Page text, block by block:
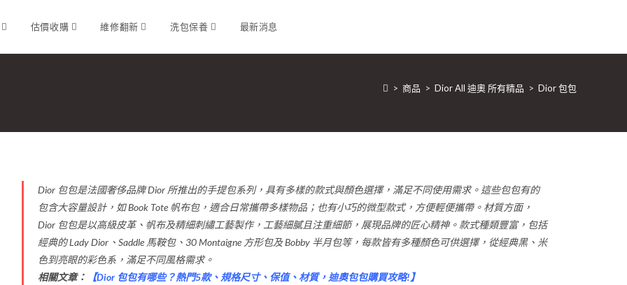
估價收購 維修翻新 洗包保養 最新消息
> 商品 > Dior All 迪奧 所有精品 > Dior 包包
Dior 包包是法國奢侈品牌 Dior 所推出的手提包系列，具有多樣的款式與顏色選擇，滿足不同使用需求。這些包包有的
包含大容量設計，如 Book Tote 帆布包，適合日常攜帶多樣物品；也有小巧的微型款式，方便輕便攜帶。材質方面，
Dior 包包是以高級皮革、帆布及精細刺繡工藝製作，工藝細膩且注重細節，展現品牌的匠心精神。款式種類豐富，包括
經典的 Lady Dior、Saddle 馬鞍包、30 Montaigne 方形包及 Bobby 半月包等，每款皆有多種顏色可供選擇，從經典黑、米
色到亮眼的彩色系，滿足不同風格需求。
相關文章：
【Dior 包包有哪些？熱門5款、規格尺寸、保值、材質，迪奧包包購買攻略!】